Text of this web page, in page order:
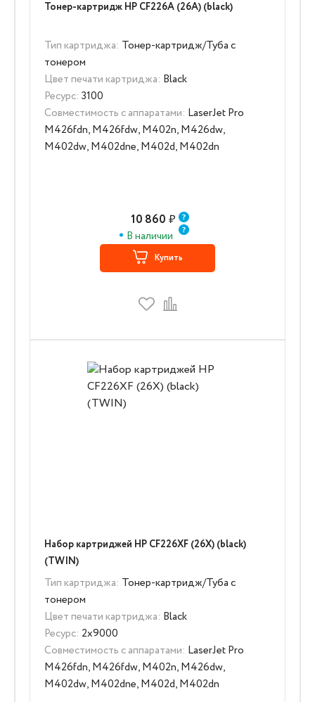
Тонер-картридж HP CF226A (26A) (black)
Тип картриджа: Тонер-картридж/Туба с
тонером
Цвет печати картриджа: Black
Ресурс: 3100
Совместимость с аппаратами: LaserJet Pro
M426fdn, M426fdw, M402n, M426dw,
M402dw, M402dne, M402d, M402dn
10 860 ₽
В наличии
Купить
Набор картриджей HP CF226XF (26X) (black)
(TWIN)
Тип картриджа: Тонер-картридж/Туба с
тонером
Цвет печати картриджа: Black
Ресурс: 2x9000
Совместимость с аппаратами: LaserJet Pro
M426fdn, M426fdw, M402n, M426dw,
M402dw, M402dne, M402d, M402dn